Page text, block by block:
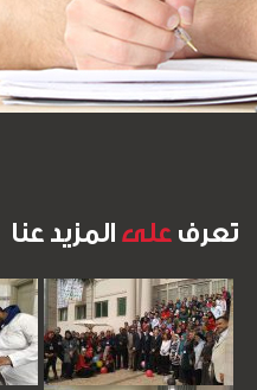
تعرف على المزيد عنا